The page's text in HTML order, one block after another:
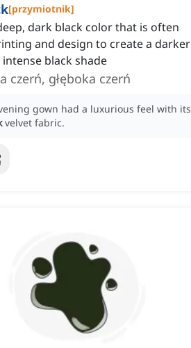
[przymiotnik]
dark black color that is often
and design to create a darker
black shade
czerń, głęboka czerń
gown had a luxurious feel with its
velvet fabric.